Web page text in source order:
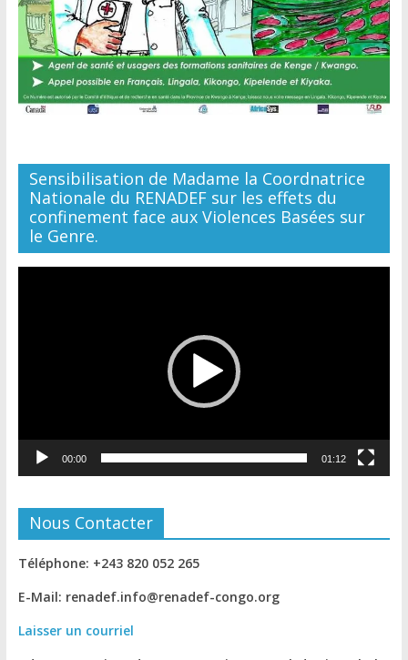
Sensibilisation de Madame la Coordnatrice
Nationale du RENADEF sur les effets du
confinement face aux Violences Basées sur
le Genre.
00:00 01:12
Nous Contacter
Téléphone: +243 820 052 265
E-Mail: renadef.info@renadef-congo.org
Laisser un courriel